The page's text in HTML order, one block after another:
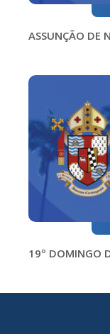
ASSUNÇÃO DE
19º DOMINGO